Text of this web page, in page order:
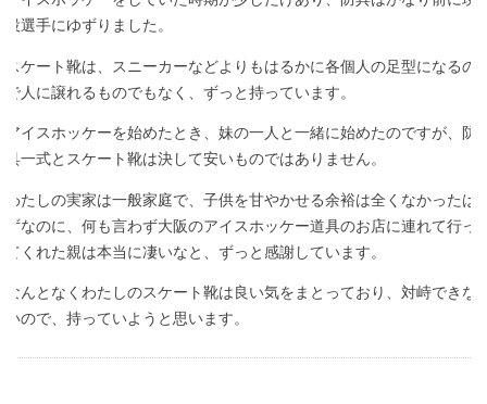
役選手にゆずりました。
スケート靴は、スニーカーなどよりもはるかに各個人の足型になるの
で人に譲れるものでもなく、ずっと持っています。
アイスホッケーを始めたとき、妹の一人と一緒に始めたのですが、防
具一式とスケート靴は決して安いものではありません。
わたしの実家は一般家庭で、子供を甘やかせる余裕は全くなかったは
ずなのに、何も言わず大阪のアイスホッケー道具のお店に連れて行っ
てくれた親は本当に凄いなと、ずっと感謝しています。
なんとなくわたしのスケート靴は良い気をまとっており、対峙できな
いので、持っていようと思います。